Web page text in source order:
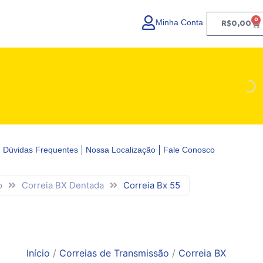
Minha Conta R$0,00 0
Dúvidas Frequentes Nossa Localização Fale Conosco
Correia BX Dentada Correia Bx 55
Início / Correias de Transmissão / Correia BX